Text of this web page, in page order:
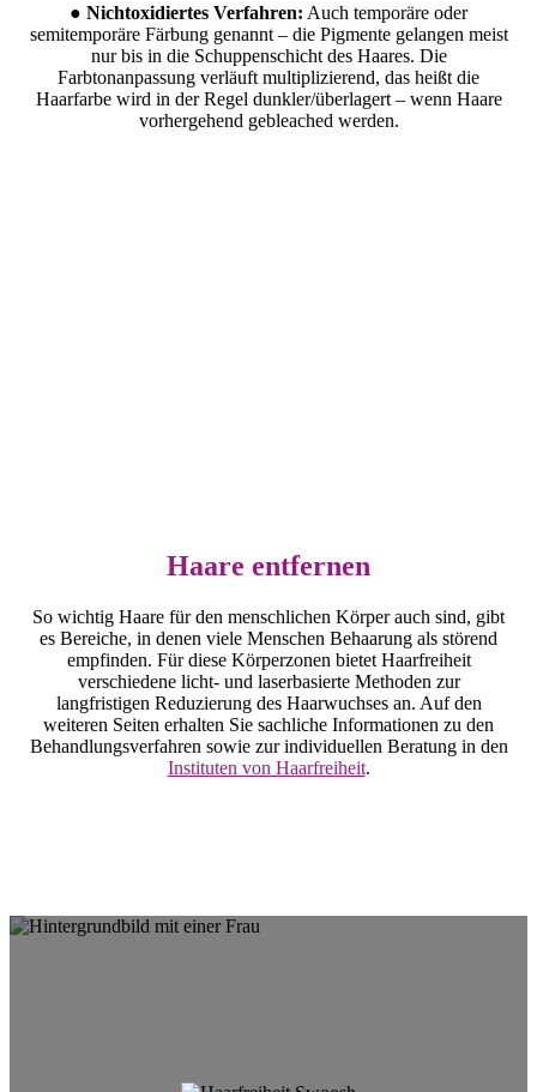
● Nichtoxidiertes Verfahren: Auch temporäre oder
semitemporäre Färbung genannt – die Pigmente gelangen meist
nur bis in die Schuppenschicht des Haares. Die
Farbtonanpassung verläuft multiplizierend, das heißt die
Haarfarbe wird in der Regel dunkler/überlagert – wenn Haare
vorhergehend gebleached werden.
Haare entfernen
So wichtig Haare für den menschlichen Körper auch sind, gibt
es Bereiche, in denen viele Menschen Behaarung als störend
empfinden. Für diese Körperzonen bietet Haarfreiheit
verschiedene licht- und laserbasierte Methoden zur
langfristigen Reduzierung des Haarwuchses an. Auf den
weiteren Seiten erhalten Sie sachliche Informationen zu den
Behandlungsverfahren sowie zur individuellen Beratung in den
Instituten von Haarfreiheit.